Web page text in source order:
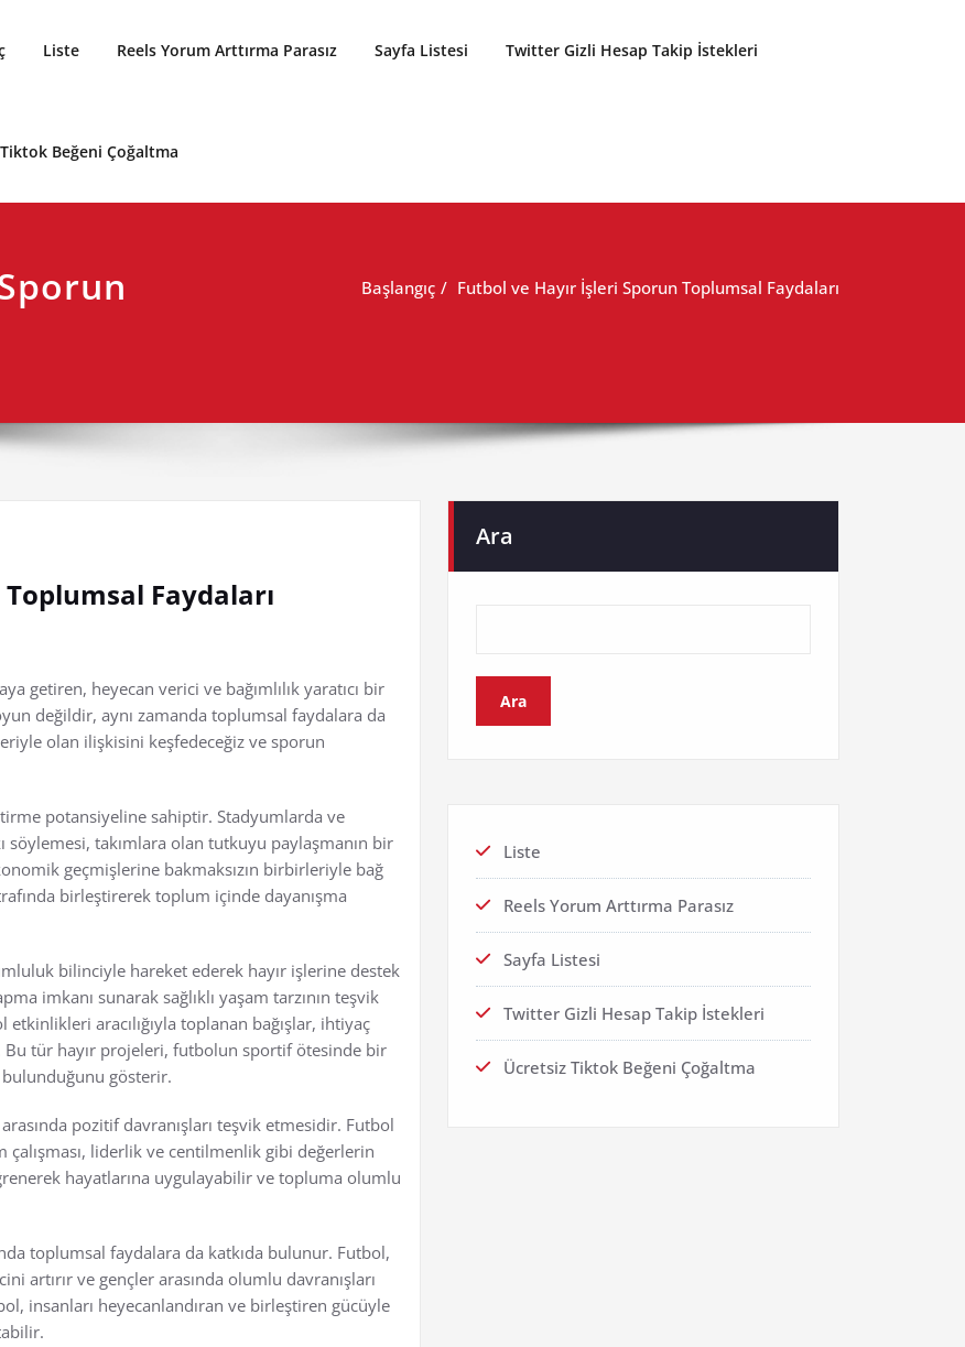
Liste Reels Yorum Arttırma Parasız Sayfa Listesi Twitter Gizli Hesap Takip İstekleri
Beğeni Çoğaltma
Başlangıç Futbol ve Hayır İşleri Sporun Toplumsal Faydaları
Faydaları
getiren, heyecan verici ve bağımlılık yaratıcı bir
değildir, aynı zamanda toplumsal faydalara da
olan ilişkisini keşfedeceğiz ve sporun
potansiyeline sahiptir. Stadyumlarda ve
takımlara olan tutkuyu paylaşmanın bir
geçmişlerine bakmaksızın birbirleriyle bağ
birleştirerek toplum içinde dayanışma
bilinciyle hareket ederek hayır işlerine destek
imkanı sunarak sağlıklı yaşam tarzının teşvik
aracılığıyla toplanan bağışlar, ihtiyaç
Bu tür hayır projeleri, futbolun sportif ötesinde bir
gösterir.
pozitif davranışları teşvik etmesidir. Futbol
çalışması, liderlik ve centilmenlik gibi değerlerin
hayatlarına uygulayabilir ve topluma olumlu
toplumsal faydalara da katkıda bulunur. Futbol,
artırır ve gençler arasında olumlu davranışları
insanları heyecanlandıran ve birleştiren gücüyle
Ara
Ara
Liste
Reels Yorum Arttırma Parasız
Sayfa Listesi
Twitter Gizli Hesap Takip İstekleri
Ücretsiz Tiktok Beğeni Çoğaltma